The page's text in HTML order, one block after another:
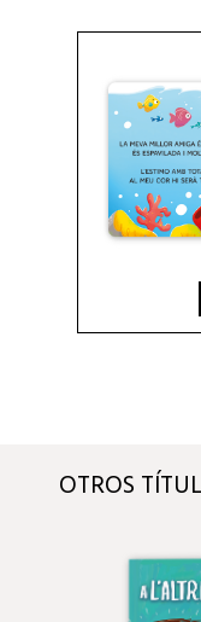
OTROS